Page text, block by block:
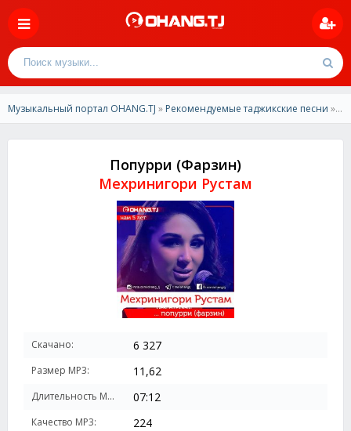
Музыкальный портал OHANG.TJ » Рекомендуемые таджикские песни » Мехринигори Рустам - Попурри (Фарзин)
Попурри (Фарзин)
Мехринигори Рустам
Скачано: 6 327
Размер MP3: 11,62
Длительность MP3: 07:12
Качество MP3: 224